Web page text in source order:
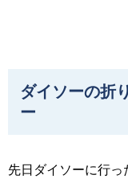
ダイソーの折
ー
先日ダイソーに行